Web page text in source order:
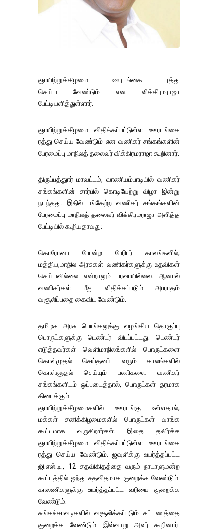
ஞாயிற்றுக்கிழமை ஊரடங்கை ரத்து
செய்ய வேண்டும் என விக்கிரமராஜா
பேட்டியளித்துள்ளார்.
ஞாயிற்றுக்கிழமை விதிக்கப்பட்டுள்ள ஊரடங்கை
ரத்து செய்ய வேண்டும் என வணிகர் சங்கங்களின்
பேரமைப்பு மாநிலத் தலைவர் விக்கிரமராஜா கூறினார்.
திருப்பத்துார் மாவட்டம், வாணியம்பாடியில் வணிகர்
சங்கங்களின் சார்பில் கொடியேற்று விழா இன்று
நடந்தது. இதில் பங்கேற்ற வணிகர் சங்கங்களின்
பேரமைப்பு மாநிலத் தலைவர் விக்கிரமராஜா அளித்த
பேட்டியில் கூறியதாவது:
கொரோனா போன்ற பேரிடர் காலங்களில்,
மத்திய,மாநில அரசுகள் வணிகர்களுக்கு உதவிகள்
செய்யவில்லை என்றாலும் பரவாயில்லை. ஆனால்
வணிகர்கள் மீது விதிக்கப்படும் அபராதம்
வசூலிப்பதை கைவிட வேண்டும்.
தமிழக அரசு பொங்கலுக்கு வழங்கிய தொகுப்பு
பொருட்களுக்கு டெண்டர் விடப்பட்டது. டெண்டர்
எடுத்தவர்கள் வெளிமாநிலங்களில் பொருட்களை
கொள்முதல் செய்தனர். வரும் காலங்களில்
கொள்ளுதல் செய்யும் பணிகளை வணிகர்
சங்கங்களிடம் ஒப்படைத்தால், பொருட்கள் தரமாக
கிடைக்கும்.
ஞாயிற்றுக்கிழமைகளில் ஊரடங்கு உள்ளதால்,
மக்கள் சனிக்கிழமைகளில் பொருட்கள் வாங்க
கூட்டமாக வருகிறார்கள். இதை தவிர்க்க
ஞாயிற்றுக்கிழமை விதிக்கப்பட்டுள்ள ஊரடங்கை
ரத்து செய்ய வேண்டும். ஜவுளிக்கு உயர்த்தப்பட்ட
ஜி.எஸ்.டி., 12 சதவிகிதத்தை வரும் நாடாளுமன்ற
கூட்டத்தில் ஐந்து சதவிதமாக குறைக்க வேண்டும்.
காலணிகளுக்கு உயர்த்தப்பட்ட வரியை குறைக்க
வேண்டும்.
சுங்கச்சாவடிகளில் வசூலிக்கப்படும் கட்டணத்தை
குறைக்க வேண்டும். இவ்வாறு அவர் கூறினார்.